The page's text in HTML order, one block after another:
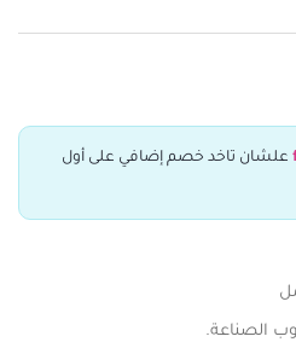
علشان تاخد خصم إضافي على أول
الصناعة.